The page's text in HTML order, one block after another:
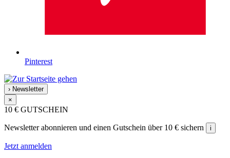
Pinterest
› Newsletter
×
10 € GUTSCHEIN
Newsletter abonnieren und einen Gutschein über 10 € sichern i
Jetzt anmelden